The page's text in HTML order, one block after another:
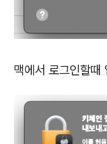
맥에서 로그인할때